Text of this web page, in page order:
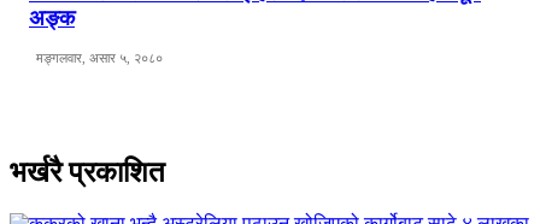
अङ्क
मङ्गलवार, असार ५, २०८०
भर्खरै प्रकाशित